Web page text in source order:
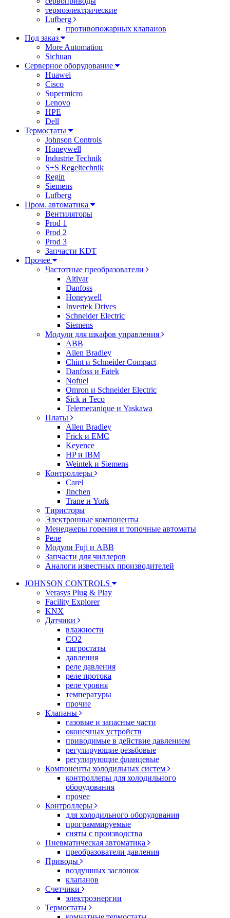
термоэлектрические
Lufberg
противопожарных клапанов
Под заказ
More Automation
Sichuan
Серверное оборудование
Huawei
Cisco
Supermicro
Lenovo
HPE
Dell
Термостаты
Johnson Controls
Honeywell
Industrie Technik
S+S Regeltechnik
Regin
Siemens
Lufberg
Пром. автоматика
Вентиляторы
Prod 1
Prod 2
Prod 3
Запчасти KDT
Прочее
Частотные преобразователи
Altivar
Danfoss
Honeywell
Invertek Drives
Schneider Electric
Siemens
Модули для шкафов управления
ABB
Allen Bradley
Chint и Schneider Compact
Danfoss и Fatek
Nofuel
Omron и Schneider Electric
Sick и Teco
Telemecanique и Yaskawa
Платы
Allen Bradley
Frick и EMC
Keyence
HP и IBM
Weintek и Siemens
Контроллеры
Carel
Jinchen
Trane и York
Тиристоры
Электронные компоненты
Менеджеры горения и топочные автоматы
Реле
Модули Fuji и ABB
Запчасти для чиллеров
Аналоги известных производителей
JOHNSON CONTROLS
Verasys Plug & Play
Facility Explorer
KNX
Датчики
влажности
CO2
гигростаты
давления
реле давления
реле протока
реле уровня
температуры
прочие
Клапаны
газовые и запасные части
оконечных устройств
приводимые в действие давлением
регулирующие резьбовые
регулирующие фланцевые
Компоненты холодильных систем
контроллеры для холодильного
оборудования
прочее
Контроллеры
для холодильного оборудования
программируемые
сняты с производства
Пневматическая автоматика
преобразователи давления
Приводы
воздушных заслонок
клапанов
Счетчики
электроэнергии
Термостаты